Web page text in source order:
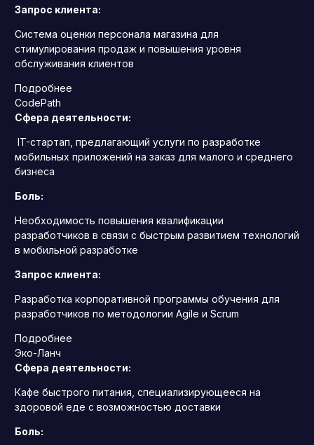
Запрос клиента:
Система оценки персонала магазина для
стимулирования продаж и повышения уровня
обслуживания клиентов
Подробнее
CodePath
Сфера деятельности:
IT-стартап, предлагающий услуги по разработке
мобильных приложений на заказ для малого и среднего
бизнеса
Боль:
Необходимость повышения квалификации
разработчиков в связи с быстрым развитием технологий
в мобильной разработке
Запрос клиента:
Разработка корпоративной программы обучения для
разработчиков по методологии Agile и Scrum
Подробнее
Эко-Ланч
Сфера деятельности:
Кафе быстрого питания, специализирующееся на
здоровой еде с возможностью доставки
Боль: